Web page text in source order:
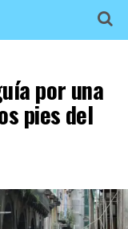
por una
pies del